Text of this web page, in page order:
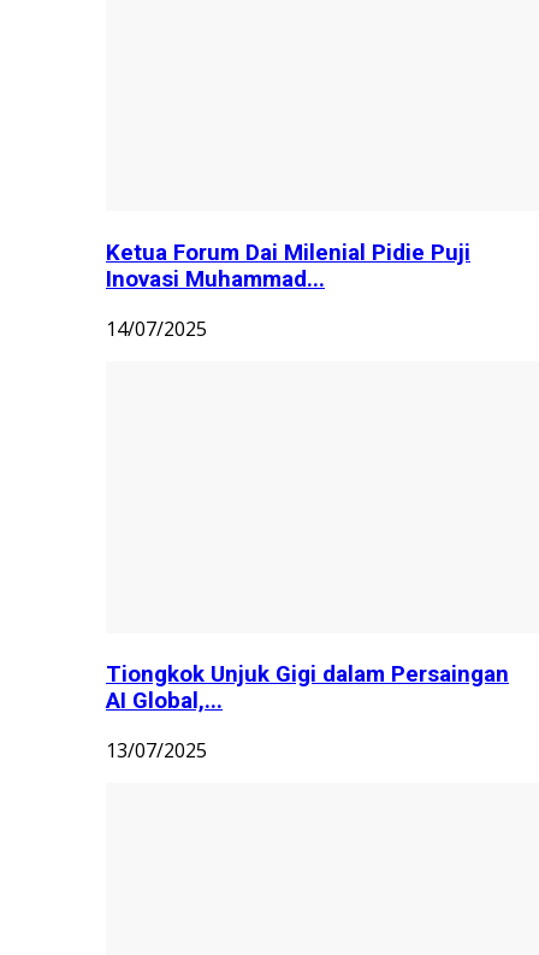
Ketua Forum Dai Milenial Pidie Puji
Inovasi Muhammad...
14/07/2025
Tiongkok Unjuk Gigi dalam Persaingan
AI Global,...
13/07/2025